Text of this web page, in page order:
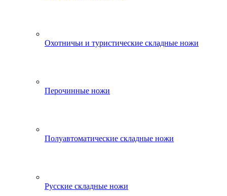
Охотничьи и туристические складные ножи
Перочинные ножи
Полуавтоматические складные ножи
Русские складные ножи